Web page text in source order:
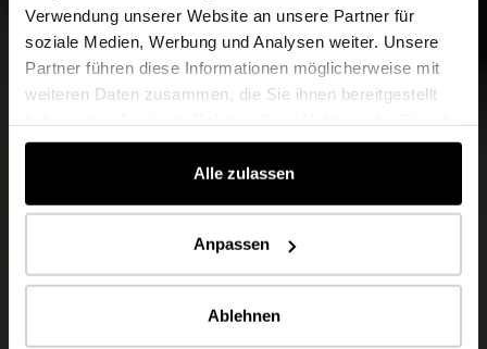
Verwendung unserer Website an unsere Partner für
soziale Medien, Werbung und Analysen weiter. Unsere
Partner führen diese Informationen möglicherweise mit
weiteren Daten zusammen, die Sie ihnen bereitgestellt
gesammelt haben.
Alle zulassen
Anpassen
Ablehnen